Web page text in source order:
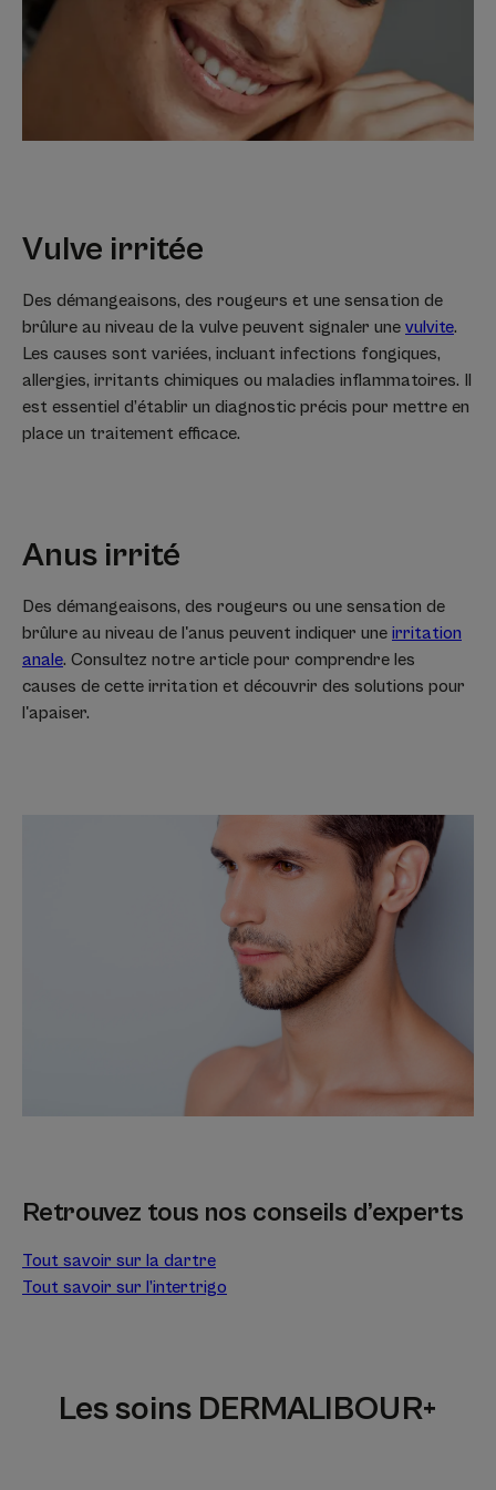
Vulve irritée
Des démangeaisons, des rougeurs et une sensation de
brûlure au niveau de la vulve peuvent signaler une vulvite.
Les causes sont variées, incluant infections fongiques,
allergies, irritants chimiques ou maladies inflammatoires. Il
est essentiel d’établir un diagnostic précis pour mettre en
place un traitement efficace.
Anus irrité
Des démangeaisons, des rougeurs ou une sensation de
brûlure au niveau de l'anus peuvent indiquer une irritation
anale. Consultez notre article pour comprendre les
causes de cette irritation et découvrir des solutions pour
l'apaiser.
Retrouvez tous nos conseils d’experts
Tout savoir sur la dartre
Tout savoir sur l’intertrigo
Les soins DERMALIBOUR+